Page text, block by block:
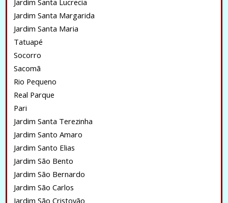
Jardim Santa Lucrecia
Jardim Santa Margarida
Jardim Santa Maria
Tatuapé
Socorro
Sacomã
Rio Pequeno
Real Parque
Pari
Jardim Santa Terezinha
Jardim Santo Amaro
Jardim Santo Elias
Jardim São Bento
Jardim São Bernardo
Jardim São Carlos
Jardim São Cristovão